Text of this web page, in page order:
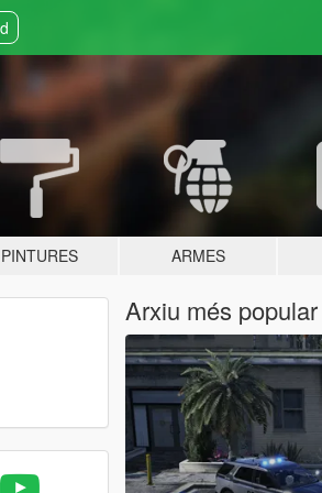
PINTURES ARMES
Arxiu més popular